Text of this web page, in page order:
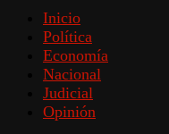
Inicio
Política
Economía
Nacional
Judicial
Opinión